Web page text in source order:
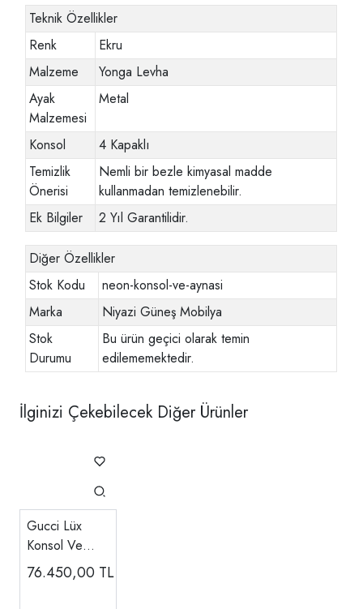
Teknik Özellikler
Renk
Ekru
Malzeme
Yonga Levha
Ayak
Malzemesi
Metal
Konsol
4 Kapaklı
Temizlik
Önerisi
Nemli bir bezle kimyasal madde
kullanmadan temizlenebilir.
Ek Bilgiler
2 Yıl Garantilidir.
Diğer Özellikler
Stok Kodu
neon-konsol-ve-aynasi
Marka
Niyazi Güneş Mobilya
Stok
Durumu
Bu ürün geçici olarak temin
edilememektedir.
İlginizi Çekebilecek Diğer Ürünler
Gucci Lüx
Konsol Ve
Aynası
76.450,00 TL